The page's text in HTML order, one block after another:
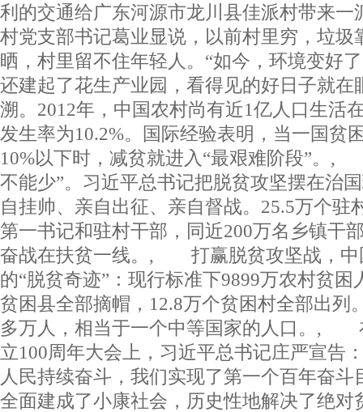
利的交通给广东河源市龙川县佳派村带
村党支部书记葛业显说，以前村里穷，垃圾
晒，村里留不住年轻人。“如今，环境变好
还建起了花生产业园，看得见的好日子
溯。2012年，中国农村尚有近1亿人口生活
发生率为10.2%。国际经验表明，当一国贫
10%以下时，减贫就进入“最艰难阶段”。
不能少”。习近平总书记把脱贫攻坚摆在治
自挂帅、亲自出征、亲自督战。25.5万个驻
第一书记和驻村干部，同近200万名乡镇干
奋战在扶贫一线。, 打赢脱贫攻坚战，中
的“脱贫奇迹”：现行标准下9899万农村贫困
贫困县全部摘帽，12.8万个贫困村全部出列
多万人，相当于一个中等国家的人口。,
立100周年大会上，习近平总书记庄严宣告
人民持续奋斗，我们实现了第一个百年奋斗
全面建成了小康社会，历史性地解决了绝